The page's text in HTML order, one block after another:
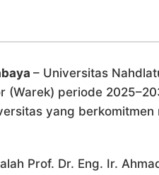
– Universitas
(Warek) periode
yang
Prof. Dr. Eng. Ir.